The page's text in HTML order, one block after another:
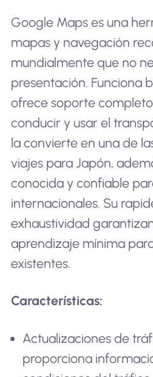
Google Maps es una
mapas y navegación
mundialmente que no
presentación. Funciona
ofrece soporte
conducir y usar el
la convierte en una de
viajes para Japón,
conocida y confiable
internacionales. Su
exhaustividad
aprendizaje mínima
existentes.
Características:
Actualizaciones de
proporciona